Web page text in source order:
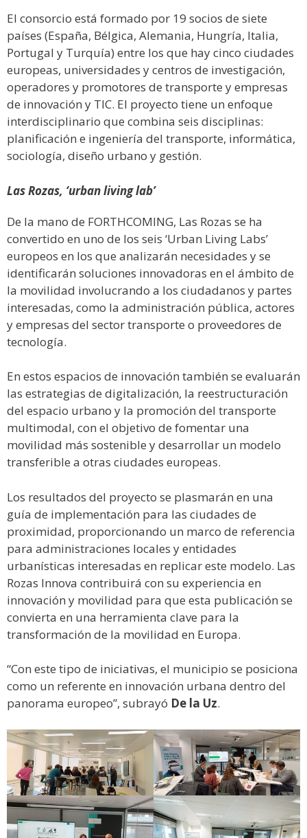
El consorcio está formado por 19 socios de siete
países (España, Bélgica, Alemania, Hungría, Italia,
Portugal y Turquía) entre los que hay cinco ciudades
europeas, universidades y centros de investigación,
operadores y promotores de transporte y empresas
de innovación y TIC. El proyecto tiene un enfoque
interdisciplinario que combina seis disciplinas:
planificación e ingeniería del transporte, informática,
sociología, diseño urbano y gestión.
Las Rozas, ‘urban living lab’
De la mano de FORTHCOMING, Las Rozas se ha
convertido en uno de los seis ‘Urban Living Labs’
europeos en los que analizarán necesidades y se
identificarán soluciones innovadoras en el ámbito de
la movilidad involucrando a los ciudadanos y partes
interesadas, como la administración pública, actores
y empresas del sector transporte o proveedores de
tecnología.
En estos espacios de innovación también se evaluarán
las estrategias de digitalización, la reestructuración
del espacio urbano y la promoción del transporte
multimodal, con el objetivo de fomentar una
movilidad más sostenible y desarrollar un modelo
transferible a otras ciudades europeas.
Los resultados del proyecto se plasmarán en una
guía de implementación para las ciudades de
proximidad, proporcionando un marco de referencia
para administraciones locales y entidades
urbanísticas interesadas en replicar este modelo. Las
Rozas Innova contribuirá con su experiencia en
innovación y movilidad para que esta publicación se
convierta en una herramienta clave para la
transformación de la movilidad en Europa.
“Con este tipo de iniciativas, el municipio se posiciona
como un referente en innovación urbana dentro del
panorama europeo”, subrayó De la Uz.